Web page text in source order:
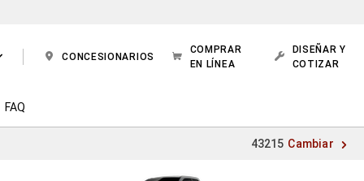
CONCESIONARIOS
COMPRAR
EN LÍNEA
DISEÑAR Y
COTIZAR
FAQ
43215 Cambiar